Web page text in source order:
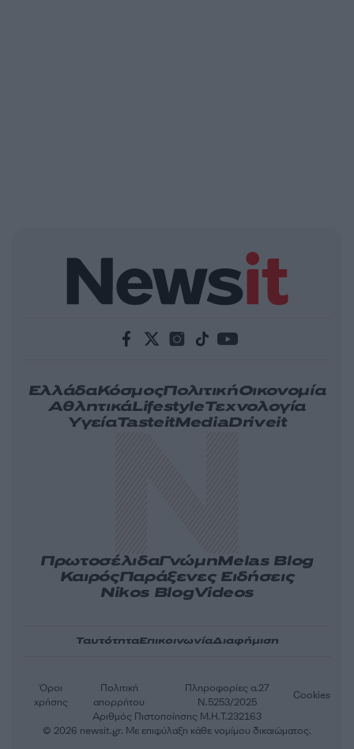
ΕλλάδαΚόσμοςΠολιτικήΟικονομία
ΑθλητικάLifestyleΤεχνολογία
ΥγείαTasteitMediaDriveit
ΠρωτοσέλιδαΓνώμηMelas Blog
ΚαιρόςΠαράξενες Ειδήσεις
Nikos BlogVideos
ΤαυτότηταΕπικοινωνίαΔιαφήμιση
Αριθμός Πιστοποίησης Μ.Η.Τ.232163
Όροι
χρήσης
Πολιτική
απορρήτου
Πληροφορίες α.27
Ν.5253/2025
Cookies
© 2026 newsit.gr. Με επιφύλαξη κάθε νομίμου δικαιώματος.